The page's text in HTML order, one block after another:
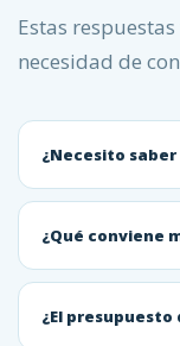
Estas
necesidad de
¿Necesito
¿Qué conviene
¿El